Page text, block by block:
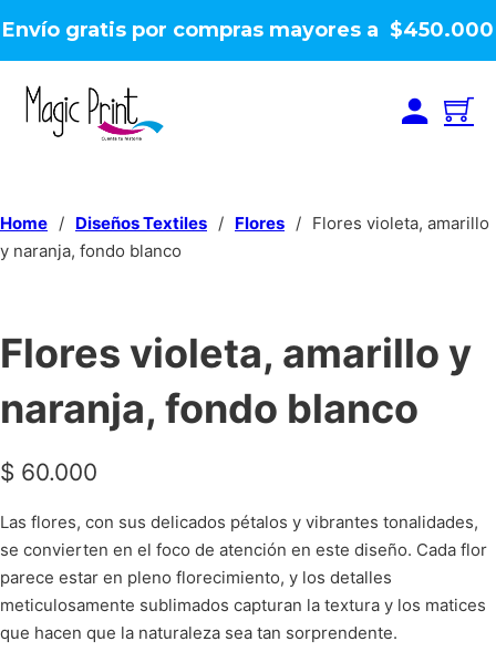
Envío gratis por compras mayores a $450.000
Home / Diseños Textiles / Flores / Flores violeta, amarillo
y naranja, fondo blanco
Flores violeta, amarillo y
naranja, fondo blanco
$ 60.000
Las flores, con sus delicados pétalos y vibrantes tonalidades,
se convierten en el foco de atención en este diseño. Cada flor
parece estar en pleno florecimiento, y los detalles
meticulosamente sublimados capturan la textura y los matices
que hacen que la naturaleza sea tan sorprendente.